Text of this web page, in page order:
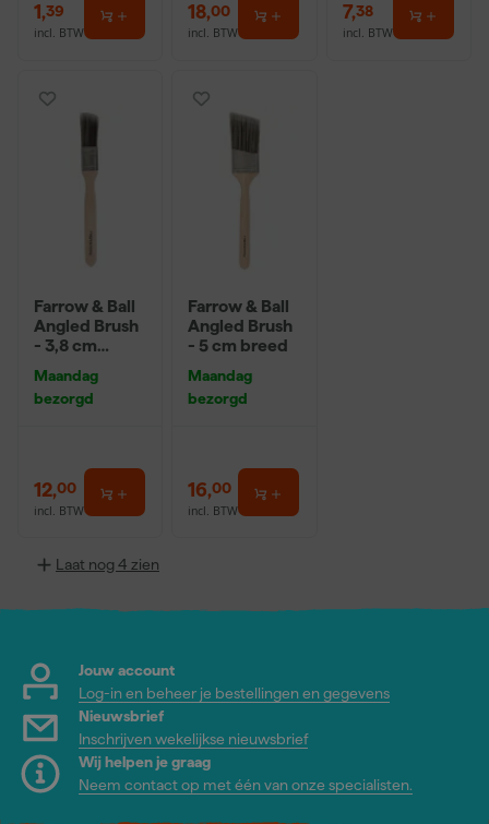
1,39
incl. BTW
18,00
incl. BTW
7,38
incl. BTW
Farrow & Ball
Angled Brush
- 3,8 cm
Maandag
bezorgd
12,00
incl. BTW
Farrow & Ball
Angled Brush
- 5 cm breed
Maandag
bezorgd
16,00
incl. BTW
Laat nog 4 zien
Jouw account
Log-in en beheer je bestellingen en gegevens
Nieuwsbrief
Inschrijven wekelijkse nieuwsbrief
Wij helpen je graag
Neem contact op met één van onze specialisten.